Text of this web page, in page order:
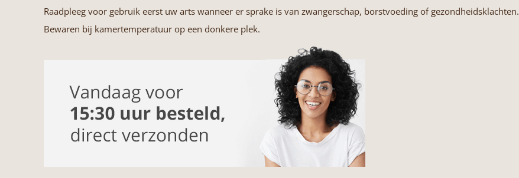
Raadpleeg voor gebruik eerst uw arts wanneer er sprake is van zwangerschap, borstvoeding of gezondheidsklachten.
Bewaren bij kamertemperatuur op een donkere plek.